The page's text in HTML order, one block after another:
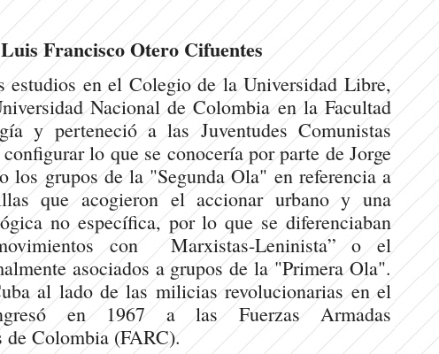
Luis Francisco Otero Cifuentes
estudios en el Colegio de la Universidad Libre,
Nacional de Colombia en la Facultad
y perteneció a las Juventudes Comunistas
lo que se conocería por parte de Jorge
los grupos de la "Segunda Ola" en referencia a
que acogieron el accionar urbano y una
no específica, por lo que se diferenciaban
con Marxistas-Leninista” o el
asociados a grupos de la "Primera Ola".
al lado de las milicias revolucionarias en el
en 1967 a las Fuerzas Armadas
de Colombia (FARC).